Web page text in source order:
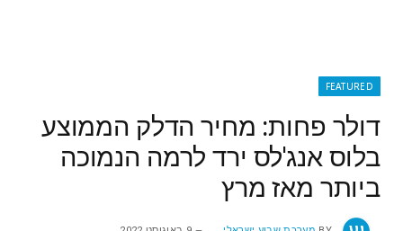
FEATURED
דולר פחות: מחיר הדלק הממוצע
בלוס אנג'לס ירד לרמה הנמוכה
ביותר מאז מרץ